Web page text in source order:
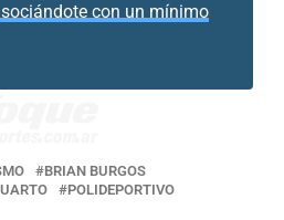
con un mínimo
BRIAN BURGOS
POLIDEPORTIVO